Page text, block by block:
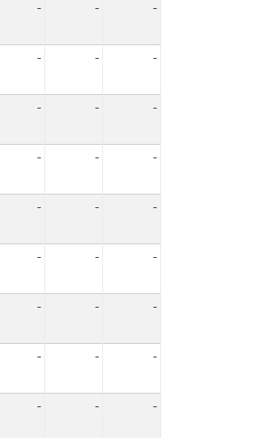
- - -
- - -
- - -
- - -
- - -
- - -
- - -
- - -
- - -